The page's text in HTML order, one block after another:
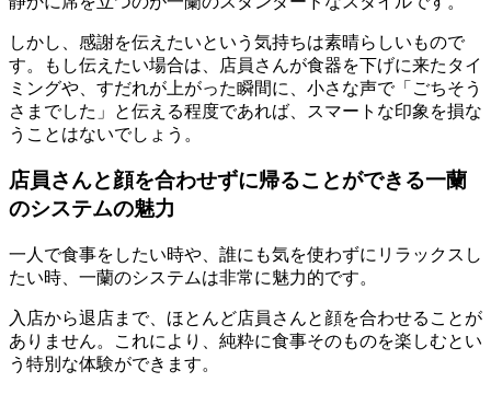
しかし、感謝を伝えたいという気持ちは素晴らしいもので
す。もし伝えたい場合は、店員さんが食器を下げに来たタイ
ミングや、すだれが上がった瞬間に、 小さな声で「ごちそう
さまでした」と伝える程度であれば、スマートな印象を損な
うことはないでしょう。
店員さんと顔を合わせずに帰ることができる一蘭
のシステムの魅力
一人で食事をしたい時や、誰にも気を使わずにリラックスし
たい時、一蘭のシステムは非常に魅力的です。
入店から退店まで、 ほとんど店員さんと顔を合わせることが
ありません。
これにより、純粋に食事そのものを楽しむとい
う特別な体験ができます。